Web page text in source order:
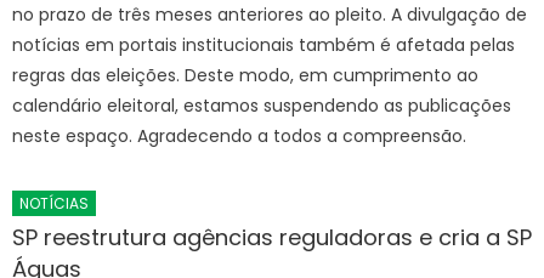
no prazo de três meses anteriores ao pleito. A divulgação de
notícias em portais institucionais também é afetada pelas
regras das eleições. Deste modo, em cumprimento ao
calendário eleitoral, estamos suspendendo as publicações
neste espaço. Agradecendo a todos a compreensão.
NOTÍCIAS
SP reestrutura agências reguladoras e cria a SP
Águas